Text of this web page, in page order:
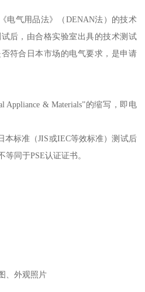
电气用品法》（DENAN法）的技术
后，由合格实验室出具的技术测试
符合日本市场的电气要求，是申请
Appliance & Materials”的缩写，即电
本标准（JIS或IEC等效标准）测试后
同于PSE认证证书。
、外观照片